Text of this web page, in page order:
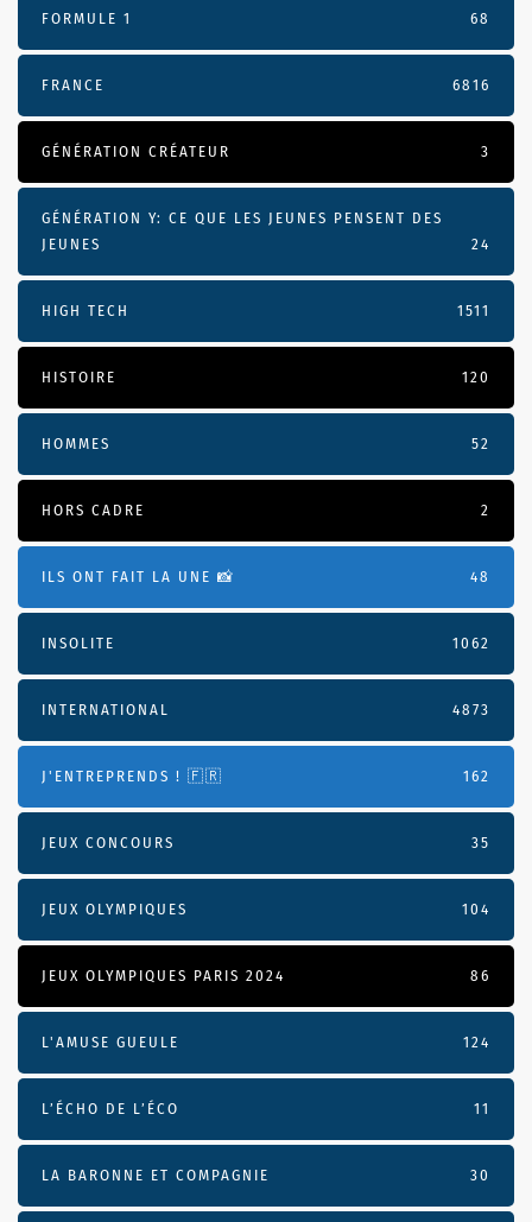
FORMULE 1 68
FRANCE 6816
GÉNÉRATION CRÉATEUR 3
GÉNÉRATION Y: CE QUE LES JEUNES PENSENT DES
JEUNES
24
HIGH TECH 1511
HISTOIRE 120
HOMMES 52
HORS CADRE 2
ILS ONT FAIT LA UNE 📸 48
INSOLITE 1062
INTERNATIONAL 4873
J'ENTREPRENDS ! 🇫🇷 162
JEUX CONCOURS 35
JEUX OLYMPIQUES 104
JEUX OLYMPIQUES PARIS 2024 86
L'AMUSE GUEULE 124
L’ÉCHO DE L’ÉCO 11
LA BARONNE ET COMPAGNIE 30